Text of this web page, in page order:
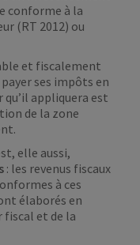
conforme à la
(RT 2012) ou
et fiscalement
ses impôts en
qu’il appliquera est
de la zone
elle aussi,
: les revenus fiscaux
à ces
élaborés en
et de la